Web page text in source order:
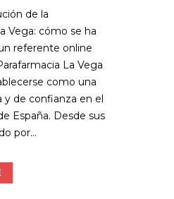
de la
Vega: cómo se ha
referente online
La Vega
como una
y de confianza en el
España. Desde sus
por...